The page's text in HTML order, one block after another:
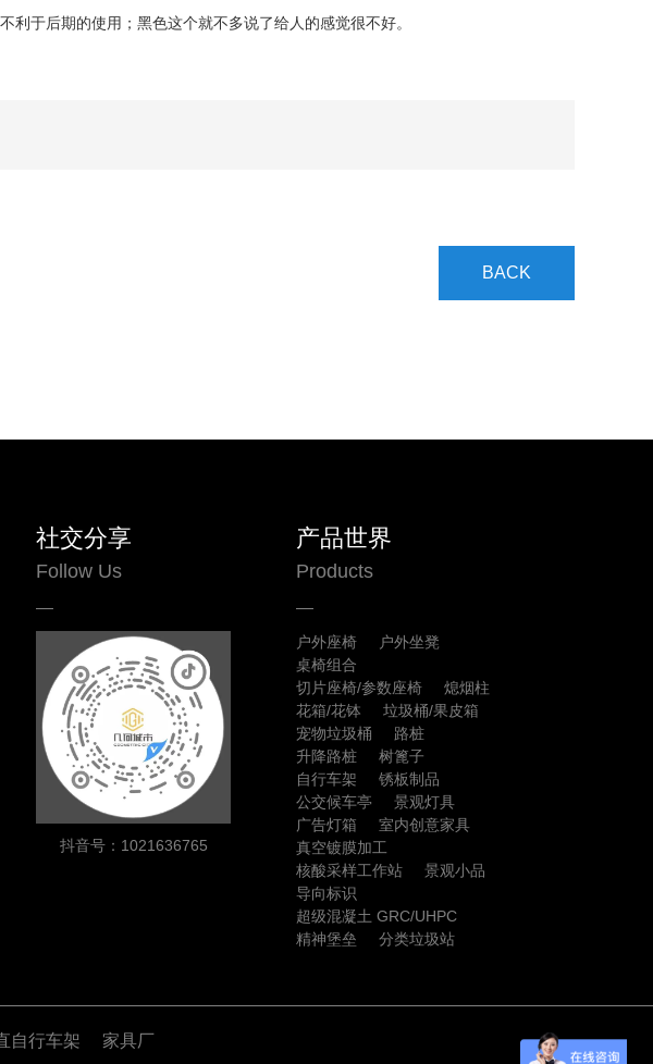
于后期的使用；黑色这个就不多说了给人的感觉很不好。
BACK
社交分享
Follow Us
抖音号：1021636765
产品世界
Products
户外座椅
户外坐凳
桌椅组合
切片座椅/参数座椅
熄烟柱
花箱/花钵
垃圾桶/果皮箱
宠物垃圾桶
路桩
升降路桩
树篦子
自行车架
锈板制品
公交候车亭
景观灯具
广告灯箱
室内创意家具
真空镀膜加工
核酸采样工作站
景观小品
导向标识
超级混凝土 GRC/UHPC
精神堡垒
分类垃圾站
自行车架 家具厂